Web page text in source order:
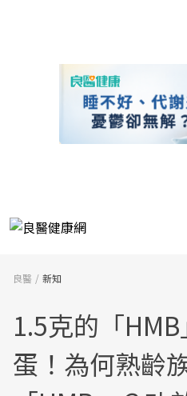
良醫 新知
1.5克的「
蛋！為何熟齡